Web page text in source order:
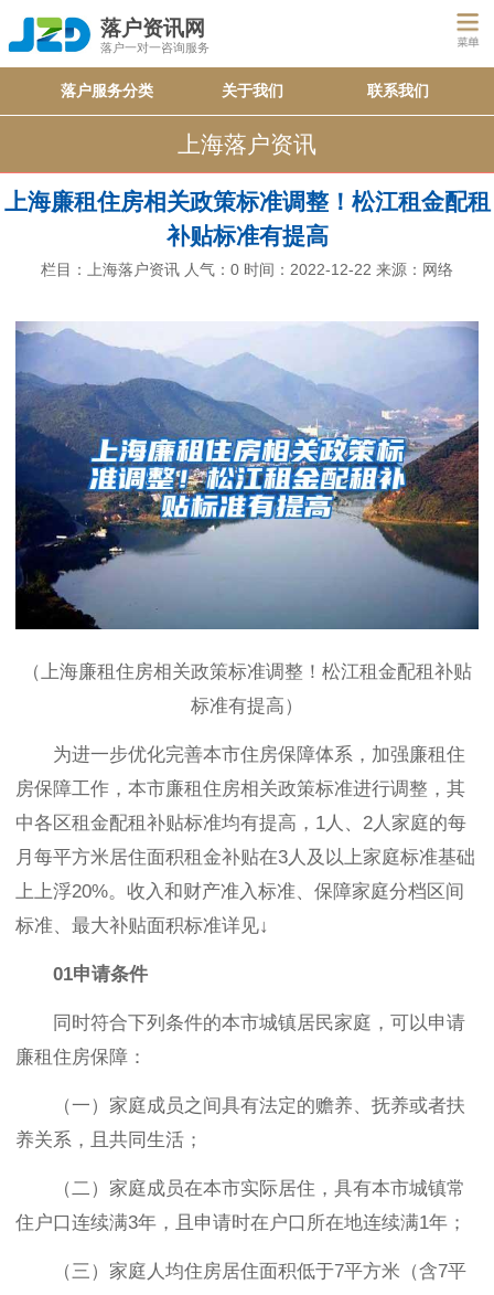
落户资讯网
落户一对一咨询服务
落户服务分类 关于我们 联系我们
上海落户资讯
上海廉租住房相关政策标准调整！松江租金配租
补贴标准有提高
栏目： 上海落户资讯 人气： 0 时间：2022-12-22 来源：网络
（上海廉租住房相关政策标准调整！松江租金配租补贴
标准有提高）
为进一步优化完善本市住房保障体系，加强廉租住
房保障工作，本市廉租住房相关政策标准进行调整，其
中各区租金配租补贴标准均有提高，1人、2人家庭的每
月每平方米居住面积租金补贴在3人及以上家庭标准基础
上上浮20%。收入和财产准入标准、保障家庭分档区间
标准、最大补贴面积标准详见↓
01申请条件
同时符合下列条件的本市城镇居民家庭，可以申请
廉租住房保障：
（一）家庭成员之间具有法定的赡养、抚养或者扶
养关系，且共同生活；
（二）家庭成员在本市实际居住，具有本市城镇常
住户口连续满3年，且申请时在户口所在地连续满1年；
（三）家庭人均住房居住面积低于7平方米（含7平